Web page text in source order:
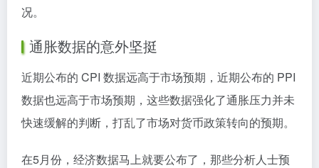
况。
通胀数据的意外坚挺
近期公布的 CPI 数据远高于市场预期，近期公布的 PPI
数据也远高于市场预期，这些数据强化了通胀压力并未
快速缓解的判断，打乱了市场对货币政策转向的预期。
在5月份，经济数据马上就要公布了，那些分析人士预